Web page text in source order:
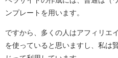
ンプレートを用います。
ですから、多くの人はアフィリエ
を使っていると思いますし、私は